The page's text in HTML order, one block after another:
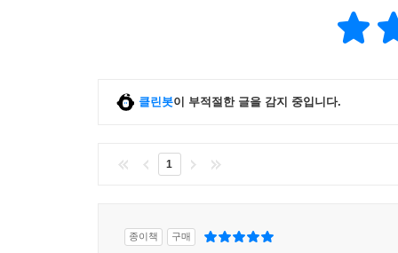
클린봇이 부적절한 글을 감지 중입니다.
1
종이책 구매